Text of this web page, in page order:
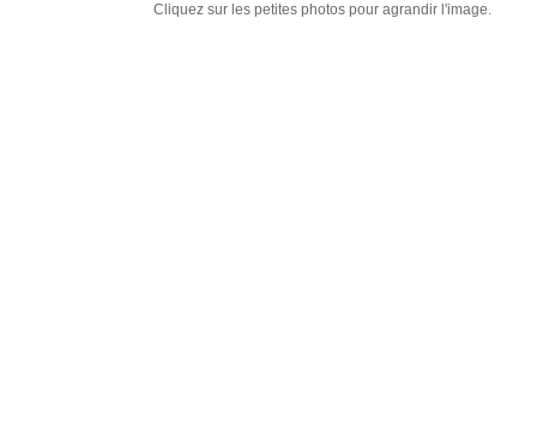
Cliquez sur les petites photos pour agrandir l'image.